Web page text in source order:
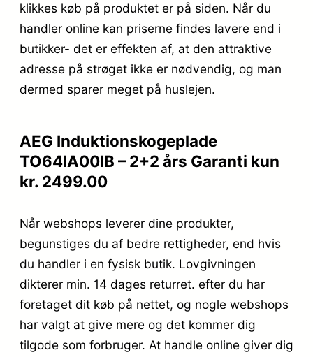
klikkes køb på produktet er på siden. Når du
handler online kan priserne findes lavere end i
butikker- det er effekten af, at den attraktive
adresse på strøget ikke er nødvendig, og man
dermed sparer meget på huslejen.
AEG Induktionskogeplade
TO64IA00IB – 2+2 års Garanti kun
kr. 2499.00
Når webshops leverer dine produkter,
begunstiges du af bedre rettigheder, end hvis
du handler i en fysisk butik. Lovgivningen
dikterer min. 14 dages returret. efter du har
foretaget dit køb på nettet, og nogle webshops
har valgt at give mere og det kommer dig
tilgode som forbruger. At handle online giver dig